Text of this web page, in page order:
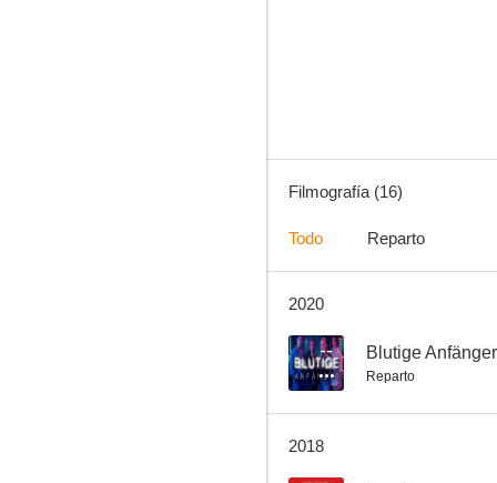
Filmografía (16)
Todo Reparto
2020
-- Blutige Anfänger
Reparto
2018